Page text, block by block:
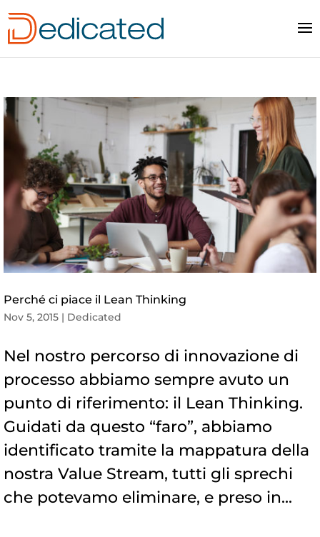
Perché ci piace il Lean Thinking
Nov 5, 2015 | Dedicated
Nel nostro percorso di innovazione di
processo abbiamo sempre avuto un
punto di riferimento: il Lean Thinking.
Guidati da questo “faro”, abbiamo
identificato tramite la mappatura della
nostra Value Stream, tutti gli sprechi
che potevamo eliminare, e preso in...